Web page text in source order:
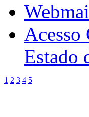
Acesso
Estado
1 2 3 4 5